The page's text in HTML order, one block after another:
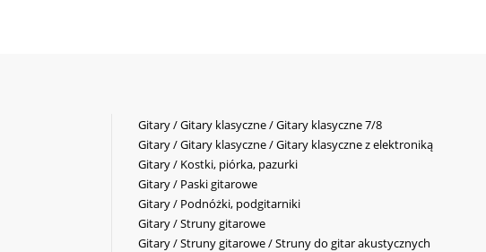
Gitary / Gitary klasyczne / Gitary klasyczne 7/8
Gitary / Gitary klasyczne / Gitary klasyczne z elektroniką
Gitary / Kostki, piórka, pazurki
Gitary / Paski gitarowe
Gitary / Podnóżki, podgitarniki
Gitary / Struny gitarowe
Gitary / Struny gitarowe / Struny do gitar akustycznych